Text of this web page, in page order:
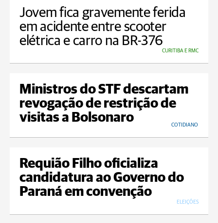
Jovem fica gravemente ferida
em acidente entre scooter
elétrica e carro na BR-376
CURITIBA E RMC
Ministros do STF descartam
revogação de restrição de
visitas a Bolsonaro
COTIDIANO
Requião Filho oficializa
candidatura ao Governo do
Paraná em convenção
ELEIÇÕES